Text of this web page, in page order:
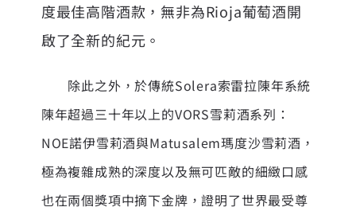
度最佳高階酒款，無非為Rioja葡萄酒開
啟了全新的紀元。
除此之外，於傳統Solera索雷拉陳年系統
陳年超過三十年以上的VORS雪莉酒系列：
NOE諾伊雪莉酒與Matusalem瑪度沙雪莉酒，
極為複雜成熟的深度以及無可匹敵的細緻口感
也在兩個獎項中摘下金牌，證明了世界最受尊